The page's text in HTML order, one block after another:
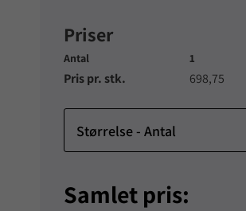
Priser
Antal
Pris pr. stk.
1
698,75
Størrelse - Antal
Samlet pris: